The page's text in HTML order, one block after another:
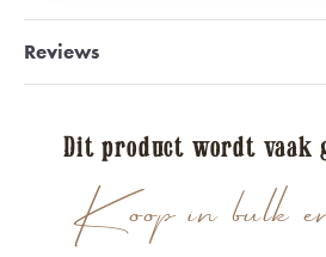
Reviews
Koop in bulk
Dit product wordt vaak